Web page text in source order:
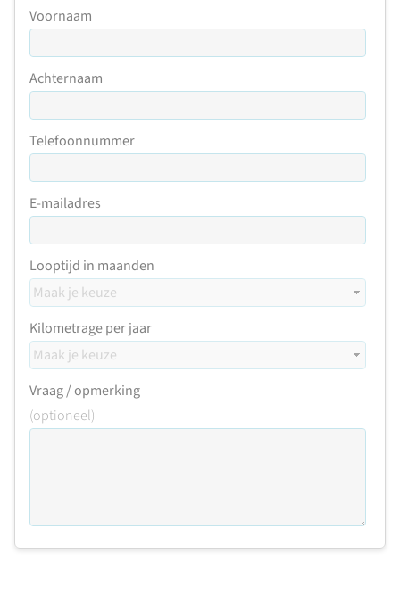
Voornaam
Achternaam
Telefoonnummer
E-mailadres
Looptijd in maanden
Kilometrage per jaar
Vraag / opmerking
(optioneel)